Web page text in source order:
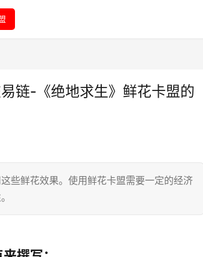
链-《绝地求生》鲜花卡盟的
些鲜花效果。使用鲜花卡盟需要一定的经济